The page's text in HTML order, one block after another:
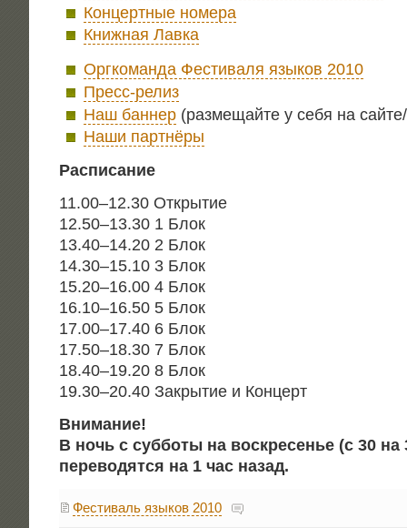
Кон­церт­ные номера
Книж­ная Лавка
Орг­ко­ман­да Фести­ва­ля язы­ков 2010
Пресс-релиз
Наш бан­нер (раз­ме­щай­те у себя на
Наши парт­нё­ры
Рас­пи­са­ние
11.00–12.30 Откры­тие
12.50–13.30 1 Блок
13.40–14.20 2 Блок
14.30–15.10 3 Блок
15.20–16.00 4 Блок
16.10–16.50 5 Блок
17.00–17.40 6 Блок
17.50–18.30 7 Блок
18.40–19.20 8 Блок
19.30–20.40 Закры­тие и Концерт
Вни­ма­ние!
В ночь с суб­бо­ты на вос­кре­се­нье (с 30 на
пере­во­дят­ся на 1 час назад.
Фестиваль языков 2010